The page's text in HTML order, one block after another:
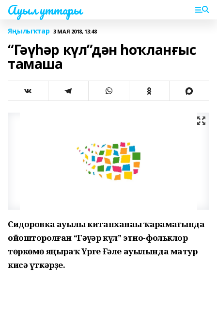
Ауыл уттары
Яңылыҡтар 3 МАЯ 2018, 13:48
“Гәүһәр күл”дән һоҡланғыс
тамаша
Сидоровка ауылы китапханаһы ҡарамағында
ойошторолған “Гәүһәр күл” этно-фольклор
төркөмө яңыраҡ Үрге Ғәле ауылында матур
кисә үткәрҙе.